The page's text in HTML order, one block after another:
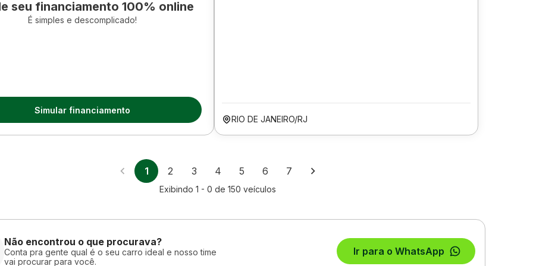
seu financiamento 100% online
É simples e descomplicado!
Simular financiamento
RIO DE JANEIRO/RJ
1 2 3 4 5 6 7
Exibindo 1 - 0 de 150 veículos
Não encontrou o que procurava?
Conta pra gente qual é o seu carro ideal e nosso time
vai procurar para você.
Ir para o WhatsApp